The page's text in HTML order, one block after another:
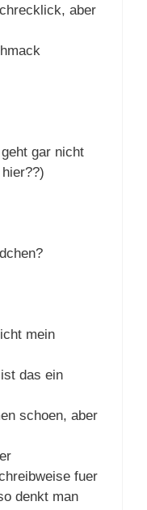
aber
gar nicht
mein
das ein
schoen, aber
fuer
denkt man